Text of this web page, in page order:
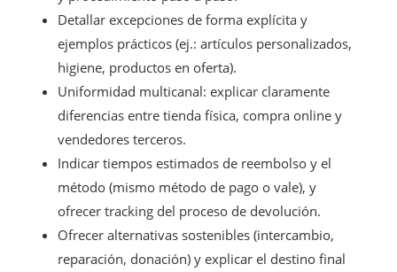
Detallar excepciones de forma explícita y
ejemplos prácticos (ej.: artículos personalizados,
higiene, productos en oferta).
Uniformidad multicanal: explicar claramente
diferencias entre tienda física, compra online y
vendedores terceros.
Indicar tiempos estimados de reembolso y el
método (mismo método de pago o vale), y
ofrecer tracking del proceso de devolución.
Ofrecer alternativas sostenibles (intercambio,
reparación, donación) y explicar el destino final